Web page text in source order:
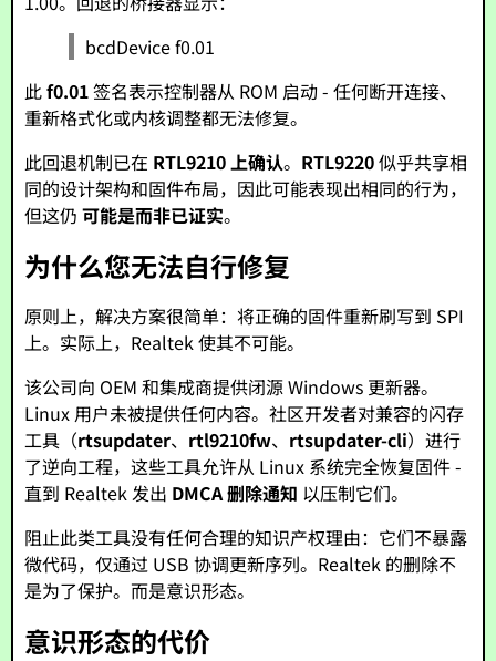
bcdDevice f0.01
此f0.01签名表示控制器从 ROM 启动 - 任何断开连接、
重新格式化或内核调整都无法修复。
此回退机制已在 RTL9210 上确认。 RTL9220似乎共享相
同的设计架构和固件布局，因此可能表现出相同的行为，
但这仍可能是而非已证实。
为什么您无法自行修复
原则上，解决方案很简单：将正确的固件重新刷写到 SPI
上。实际上，Realtek 使其不可能。
该公司向 OEM 和集成商提供闭源 Windows 更新器。
Linux 用户未被提供任何内容。社区开发者对兼容的闪存
工具（rtsupdater、 rtl9210fw、 rtsupdater-cli）进行
了逆向工程，这些工具允许从 Linux 系统完全恢复固件 -
直到 Realtek 发出 DMCA 删除通知 以压制它们。
阻止此类工具没有任何合理的知识产权理由：它们不暴露
微代码，仅通过 USB 协调更新序列。Realtek 的删除不
是为了保护。而是意识形态。
意识形态的代价